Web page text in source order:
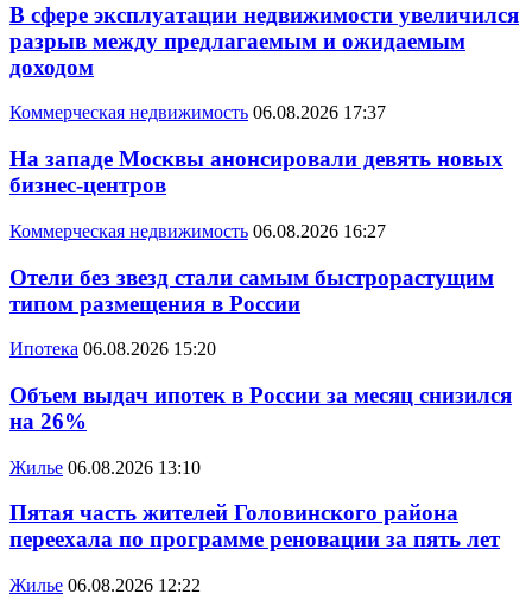
В сфере эксплуатации недвижимости увеличился
разрыв между предлагаемым и ожидаемым
доходом
Коммерческая недвижимость 06.08.2026 17:37
На западе Москвы анонсировали девять новых
бизнес-центров
Коммерческая недвижимость 06.08.2026 16:27
Отели без звезд стали самым быстрорастущим
типом размещения в России
Ипотека 06.08.2026 15:20
Объем выдач ипотек в России за месяц снизился
на 26%
Жилье 06.08.2026 13:10
Пятая часть жителей Головинского района
переехала по программе реновации за пять лет
Жилье 06.08.2026 12:22